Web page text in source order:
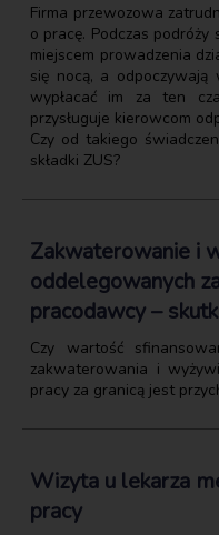
Firma przewozowa
o pracę. Podczas podróży
miejscem prowadzenia
się nocą, a
wypłacać im za ten
przysługuje kierowcom
Czy od takiego
składki ZUS?
Zakwaterowanie i
oddelegowanych
pracodawcy –
Czy wartość
zakwaterowania i
pracy za granicą jest
Wizyta u lekarza
pracy